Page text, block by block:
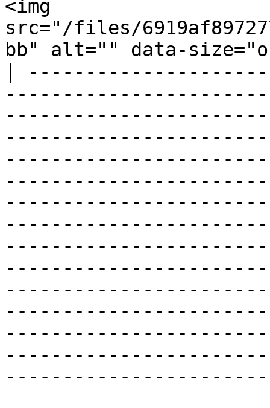
<img
src="/files/
bb" alt="" data-
|